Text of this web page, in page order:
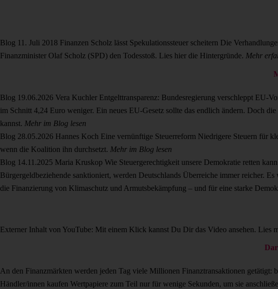
Blog 11. Juli 2018 Finanzen Scholz lässt Spekulationssteuer scheitern Die
Finanzminister Olaf Scholz (SPD) den Todesstoß. Lies hier die Hintergründe. Mehr
Blog 19.06.2026 Vera Kuchler Entgelttransparenz: Bundesregierung verschleppt EU-
im Schnitt 4,24 Euro weniger. Ein neues EU-Gesetz sollte das endlich ändern. Doch
kannst. Mehr im Blog lesen
Blog 28.05.2026 Hannes Koch Eine vernünftige Steuerreform Niedrigere Steuern für
wenn die Koalition ihn durchsetzt. Mehr im Blog lesen
Blog 14.11.2025 Maria Kruskop Wie Steuergerechtigkeit unsere Demokratie retten kann
Bürgergeldbeziehende sanktioniert, werden Deutschlands Überreiche immer reicher.
die Finanzierung von Klimaschutz und Armutsbekämpfung – und für eine starke
Externer Inhalt von YouTube: Mit einem Klick kannst Du Dir das Video ansehen. Lies
An den Finanzmärkten werden jeden Tag viele Millionen Finanztransaktionen
Händler/innen kaufen Wertpapiere zum Teil nur für wenige Sekunden, um sie